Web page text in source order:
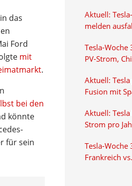
das
Ford
mit
.
bei den
könnte
für sein
Aktuell:
melden
Tesla-Woche
PV-Strom,
Aktuell:
Fusion mit
Aktuell:
Strom pro
Tesla-
Frankreich